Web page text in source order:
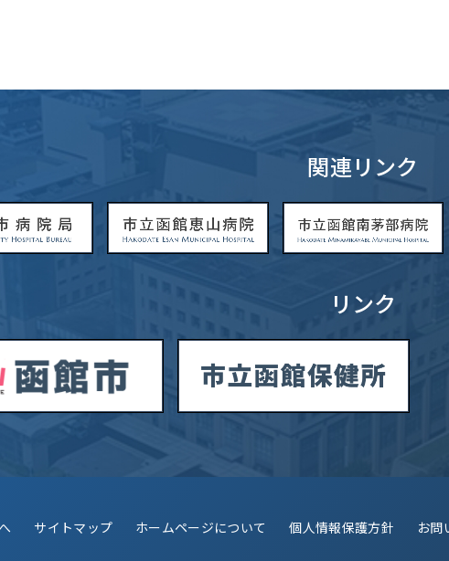
関連リンク
リンク
サイトマップ ホームページについて 個人情報保護方針 お問